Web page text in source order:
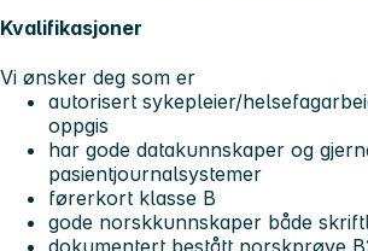
Kvalifikasjoner
Vi ønsker deg som er
autorisert sykepleier/
oppgis
har gode datakunnskaper og
pasientjournalsystemer
førerkort klasse B
gode norskkunnskaper både
dokumentert bestått norskprøve